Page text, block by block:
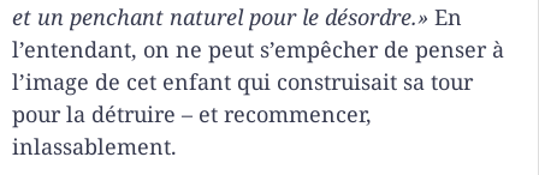
et un penchant naturel pour le désordre.» En
l’entendant, on ne peut s’empêcher de penser à
l’image de cet enfant qui construisait sa tour
pour la détruire – et recommencer,
inlassablement.